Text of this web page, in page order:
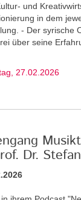
und
in dem
- Der syrische
über seine
27.02.2026
Dr.